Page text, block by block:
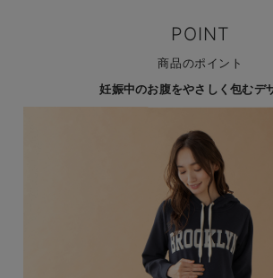
POINT
商品のポイント
妊娠中のお腹をやさしく包むデ